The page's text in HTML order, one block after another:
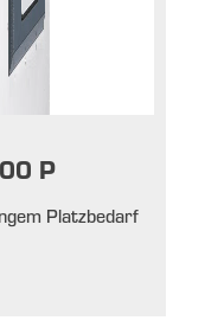
P
Platzbedarf